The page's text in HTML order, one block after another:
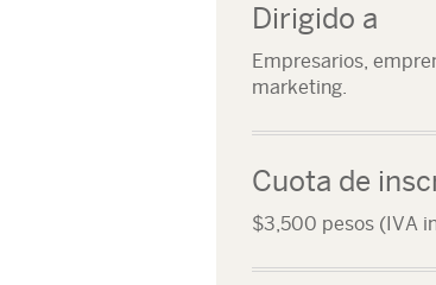
Dirigido a
Empresarios,
marketing.
Cuota de
$3,500 pesos (IVA